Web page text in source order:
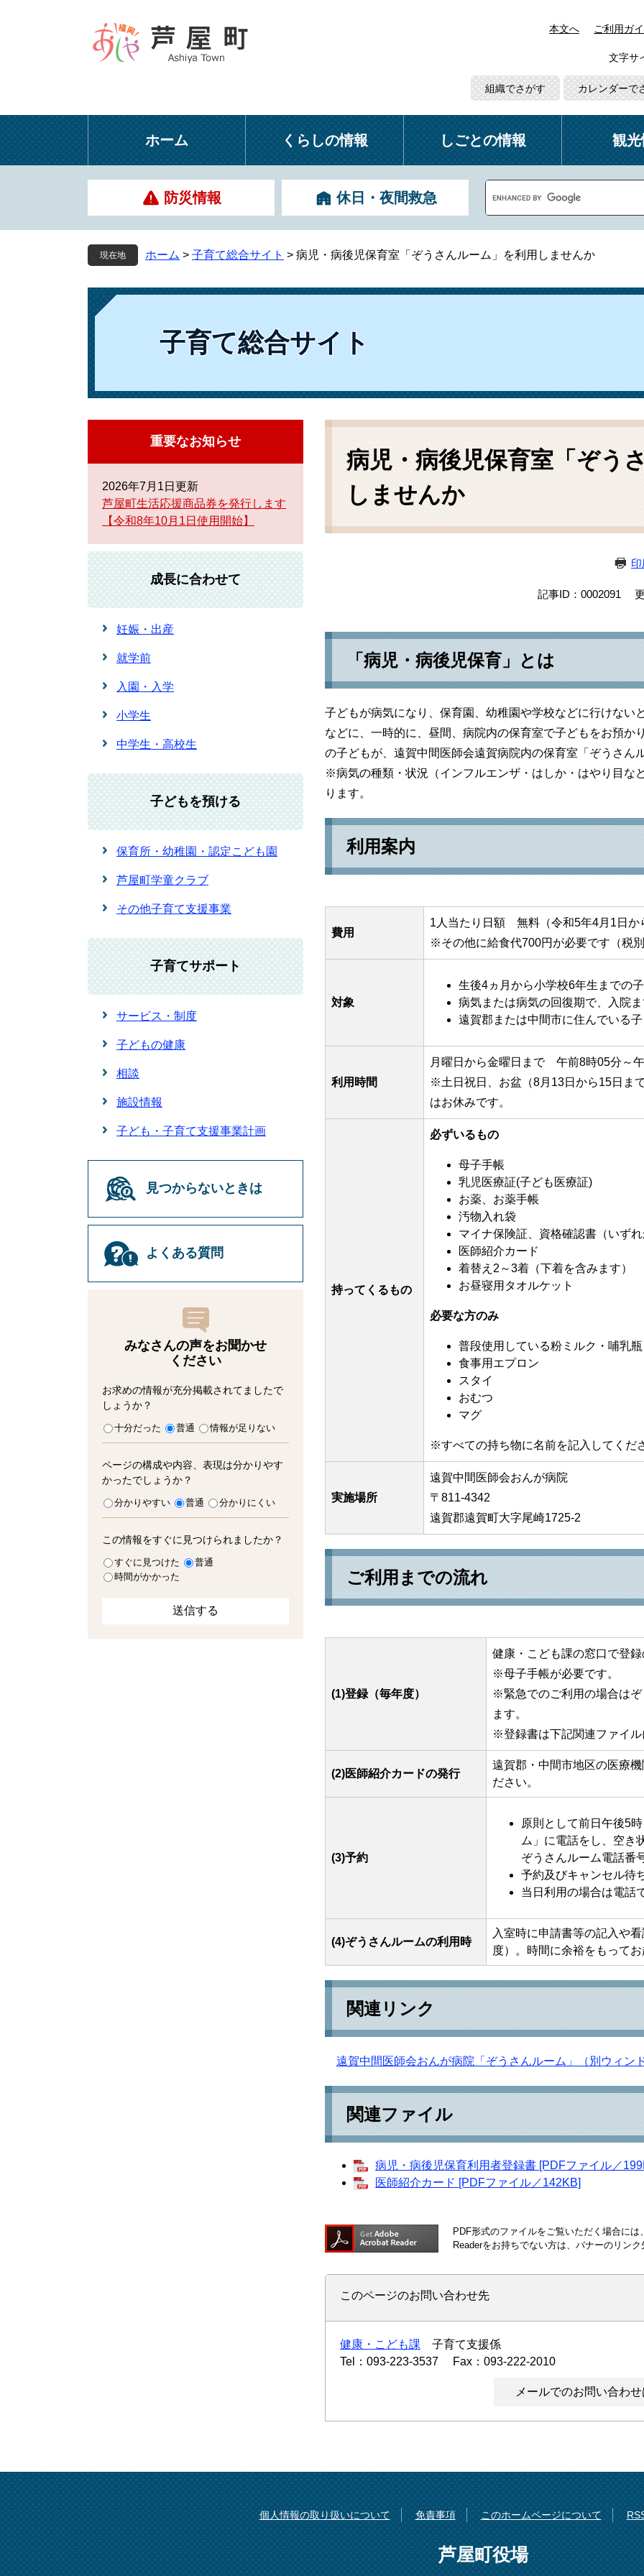
本
本文へ ご利用ガ
文字サ
組織でさがす カレンダーで
ホーム くらしの情報 しごとの情報 観
防災情報 休日・夜間救急
o
g
e
ス
現在地 ホーム > 子育て総合サイト > 病児・病後児保育室「ぞうさんルーム」を利用しませんか
子育て総合サイト
本
病児・病後児保育室「ぞう
しませんか
記事ID：0002091
「病児・病後児保育」とは
子どもが病気になり、保育園、幼稚園や学校などに行けない
などに、一時的に、昼間、病院内の保育室で子どもをお預か
の子どもが、遠賀中間医師会遠賀病院内の保育室「ぞうさん
※病気の種類・状況（インフルエンザ・はしか・はやり目な
ります。
利用案内
費用
1人当たり日額 無料（令和5年4月1日か
※その他に給食代700円が必要です（税
対象
生後4ヵ月から小学校6年生までの
病気または病気の回復期で、入院
遠賀郡または中間市に住んでいる
利用時間
月曜日から金曜日まで 午前8時05分～
※土日祝日、お盆（8月13日から15日ま
はお休みです。
持ってくるもの
必ずいるもの
母子手帳
乳児医療証(子ども医療証)
お薬、お薬手帳
汚物入れ袋
マイナ保険証、資格確認書（いず
医師紹介カード
着替え2～3着（下着を含みます）
お昼寝用タオルケット
必要な方のみ
普段使用している粉ミルク・哺乳瓶
食事用エプロン
スタイ
おむつ
マグ
※すべての持ち物に名前を記入してくだ
実施場所
遠賀中間医師会おんが病院
〒811-4342
遠賀郡遠賀町大字尾崎1725-2
ご利用までの流れ
(1)登録（毎年度）
健康・こども課の窓口で登
※母子手帳が必要です。
※緊急でのご利用の場合は
ます。
※登録書は下記関連ファイ
(2)医師紹介カードの発行
遠賀郡・中間市地区の医療
ださい。
(3)予約
原則として前日午後5
ム」に電話をし、空き
ぞうさんルーム電話
予約及びキャンセル待
当日利用の場合は電話
(4)ぞうさんルームの利用時
入室時に申請書等の記入や
度）。時間に余裕をもって
関連リンク
遠賀中間医師会おんが病院「ぞうさんルーム」（別ウィン
関連ファイル
病児・病後児保育利用者登録書 [PDFファイル／
医師紹介カード [PDFファイル／142KB]
PDF形式のファイルをご覧いただく場合に
Readerをお持ちでない方は、バナーのリン
このページのお問い合わせ先
健康・こども課
子育て支援係
Tel：093-223-3537
Fax：093-222-2010
メールでのお問い合わ
重要なお知らせ
2026年7月1日更新
芦屋町生活応援商品券を発行します
【令和8年10月1日使用開始】
成長に合わせて
妊娠・出産
就学前
入園・入学
小学生
中学生・高校生
子どもを預ける
保育所・幼稚園・認定こども園
芦屋町学童クラブ
その他子育て支援事業
子育てサポート
サービス・制度
子どもの健康
相談
施設情報
子ども・子育て支援事業計画
見つからないときは
よくある質問
みなさんの声をお聞かせ
ください
お求めの情報が充分掲載されてましたで
しょうか？
十分だった 普通 情報が足りない
ページの構成や内容、表現は分かりやす
かったでしょうか？
分かりやすい 普通 分かりにくい
この情報をすぐに見つけられましたか？
すぐに見つけた
普通
時間がかかった
個人情報の取り扱いについて 免責事項 このホームページについて
芦屋町役場